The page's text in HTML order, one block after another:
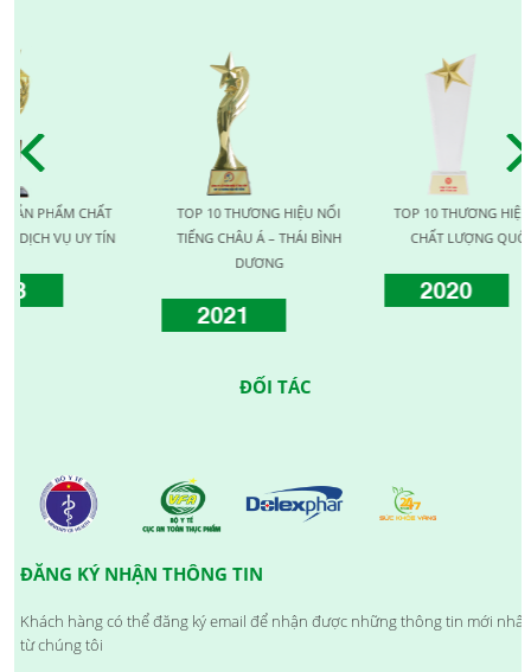
CHẤT
UY TÍN
TOP 10 THƯƠNG HIỆU NỔI
TIẾNG CHÂU Á – THÁI BÌNH
TOP 10 THƯƠNG HIỆU VÀNG
CHẤT LƯỢNG QUỐC TẾ
ĐỐI TÁC
ĐĂNG KÝ NHẬN THÔNG TIN
Khách hàng có thể đăng ký email để nhận được những thông tin mới nhất
từ chúng tôi